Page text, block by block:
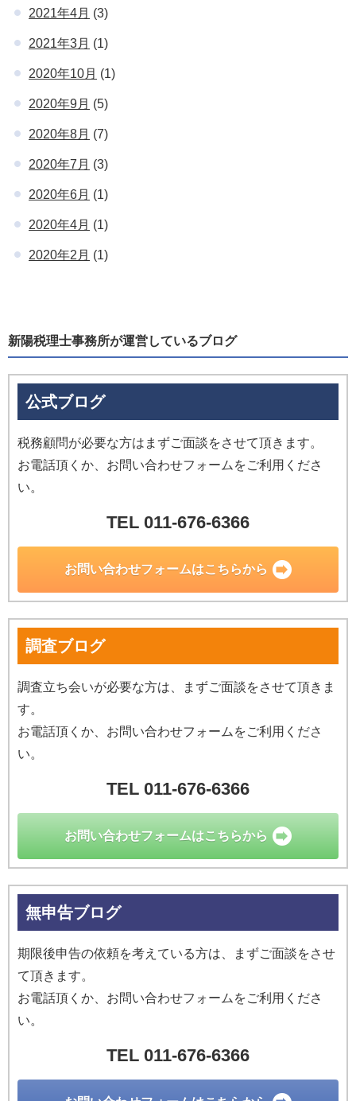
2021年4月 (3)
2021年3月 (1)
2020年10月 (1)
2020年9月 (5)
2020年8月 (7)
2020年7月 (3)
2020年6月 (1)
2020年4月 (1)
2020年2月 (1)
新陽税理士事務所が運営しているブログ
公式ブログ
税務顧問が必要な方はまずご面談をさせて頂きます。
お電話頂くか、お問い合わせフォームをご利用くださ
い。
TEL 011-676-6366
お問い合わせフォームはこちらから
調査ブログ
調査立ち会いが必要な方は、まずご面談をさせて頂きま
す。
お電話頂くか、お問い合わせフォームをご利用くださ
い。
TEL 011-676-6366
お問い合わせフォームはこちらから
無申告ブログ
期限後申告の依頼を考えている方は、まずご面談をさせ
て頂きます。
お電話頂くか、お問い合わせフォームをご利用くださ
い。
TEL 011-676-6366